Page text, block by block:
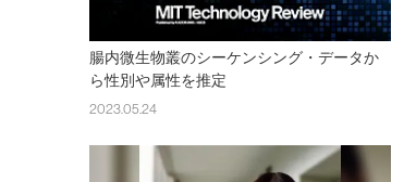
腸内微生物叢のシーケンシング・データか
ら性別や属性を推定
2023.05.24